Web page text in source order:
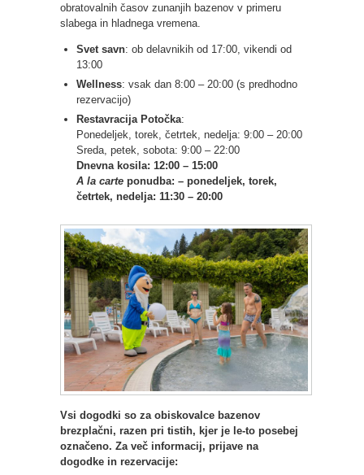
obratovalnih časov zunanjih bazenov v primeru
slabega in hladnega vremena.
Svet savn: ob delavnikih od 17:00, vikendi od
13:00
Wellness: vsak dan 8:00 – 20:00 (s predhodno
rezervacijo)
Restavracija Potočka:
Ponedeljek, torek, četrtek, nedelja: 9:00 – 20:00
Sreda, petek, sobota: 9:00 – 22:00
Dnevna kosila: 12:00 – 15:00
A la carte ponudba: – ponedeljek, torek,
četrtek, nedelja: 11:30 – 20:00
Vsi dogodki so za obiskovalce bazenov
brezplačni, razen pri tistih, kjer je le-to posebej
označeno. Za več informacij, prijave na
dogodke in rezervacije: